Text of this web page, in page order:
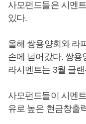
사모펀드들은 시멘
있다.
올해 쌍용양회와 라
손에 넘어갔다. 쌍용
라시멘트는 3월 글
사모펀드들이 시멘
유로 높은 현금창출